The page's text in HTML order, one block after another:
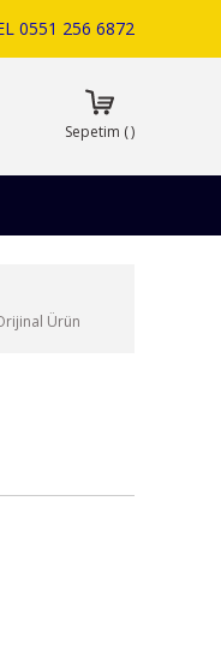
0551 256 6872
Sepetim ()
Ürün